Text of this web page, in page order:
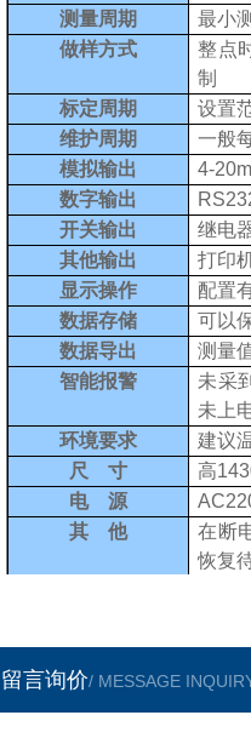
测量周期
最小
做样方式
整点
制
标定周期
设置
维护周期
一般
模拟输出
4-
数字输出
开关输出
继电
其他输出
打印
显示操作
配置
数据存储
可以
数据导出
测量
智能报警
未采
未上
环境要求
建议
尺 寸
高
电 源
其 他
在 断
恢复
留言询价/ MESSAGE